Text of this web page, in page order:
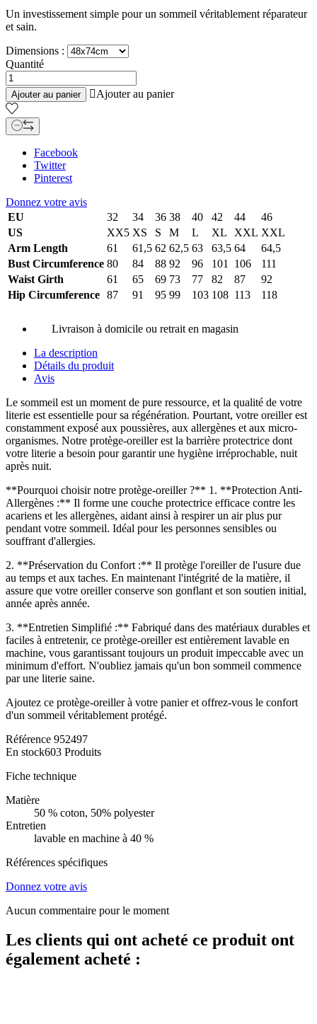
Un investissement simple pour un sommeil véritablement réparateur
et sain.
Dimensions :
Quantité
Ajouter au panier Ajouter au panier
Facebook
Twitter
Pinterest
Donnez votre avis
EU
32 34 36 38 40 42 44
46
US
XX5 XS S M L XL XXL XXL
Arm Length
61 61,5 62 62,5 63 63,5 64
64,5
Bust Circumference 80 84 88 92 96 101 106
111
Waist Girth
61 65 69 73 77 82 87
92
Hip Circumference 87 91 95 99 103 108 113 118
Livraison à domicile ou retrait en magasin
La description
Détails du produit
Avis
Le sommeil est un moment de pure ressource, et la qualité de votre
literie est essentielle pour sa régénération. Pourtant, votre oreiller est
constamment exposé aux poussières, aux allergènes et aux micro-
organismes. Notre protège-oreiller est la barrière protectrice dont
votre literie a besoin pour garantir une hygiène irréprochable, nuit
après nuit.
**Pourquoi choisir notre protège-oreiller ?** 1. **Protection Anti-
Allergènes :** Il forme une couche protectrice efficace contre les
acariens et les allergènes, aidant ainsi à respirer un air plus pur
pendant votre sommeil. Idéal pour les personnes sensibles ou
souffrant d'allergies.
2. **Préservation du Confort :** Il protège l'oreiller de l'usure due
au temps et aux taches. En maintenant l'intégrité de la matière, il
assure que votre oreiller conserve son gonflant et son soutien initial,
année après année.
3. **Entretien Simplifié :** Fabriqué dans des matériaux durables et
faciles à entretenir, ce protège-oreiller est entièrement lavable en
machine, vous garantissant toujours un produit impeccable avec un
minimum d'effort. N'oubliez jamais qu'un bon sommeil commence
par une literie saine.
Ajoutez ce protège-oreiller à votre panier et offrez-vous le confort
d'un sommeil véritablement protégé.
Référence 952497
En stock603 Produits
Fiche technique
Matière
50 % coton, 50% polyester
Entretien
lavable en machine à 40 %
Références spécifiques
Donnez votre avis
Aucun commentaire pour le moment
Les clients qui ont acheté ce produit ont
également acheté :